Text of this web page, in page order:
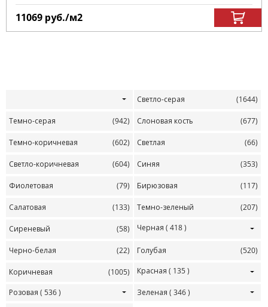
11069 руб./м2
Светло-серая (1644)
Темно-серая (942) Слоновая кость (677)
Темно-коричневая (602) Светлая (66)
Светло-коричневая (604) Синяя (353)
Фиолетовая (79) Бирюзовая (117)
Салатовая (133) Темно-зеленый (207)
Сиреневый (58) Черная ( 418 )
Черно-белая (22) Голубая (520)
Коричневая (1005) Красная ( 135 )
Розовая ( 536 ) Зеленая ( 346 )